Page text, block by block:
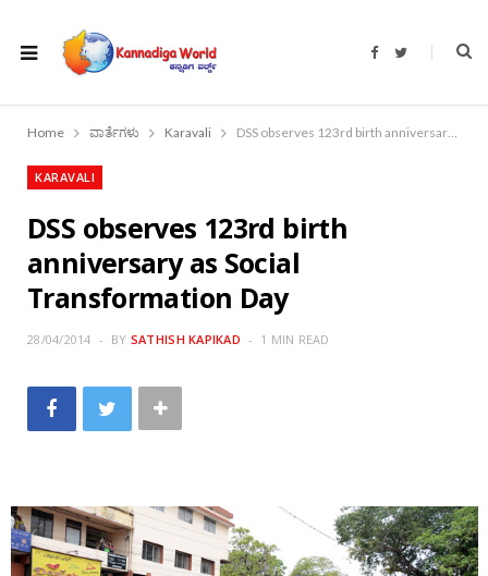
F
b
o
T
t
r
Home ವಾರ್ತೆಗಳು Karavali DSS observes 123rd birth anniversary as Social Transformation Day
KARAVALI
DSS observes 123rd birth
anniversary as Social
Transformation Day
28/04/2014 BY SATHISH KAPIKAD 1 MIN READ